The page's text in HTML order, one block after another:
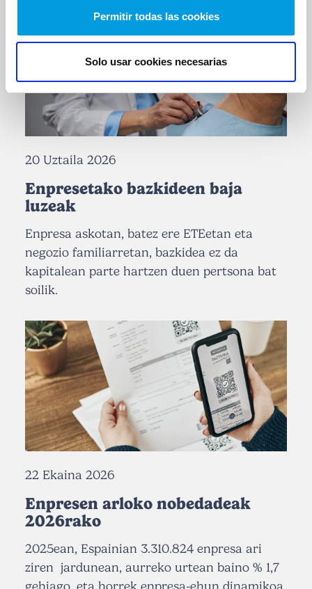
Permitir todas las cookies
Solo usar cookies necesarias
20 Uztaila 2026
Enpresetako bazkideen baja
luzeak
Enpresa askotan, batez ere ETEetan eta
negozio familiarretan, bazkidea ez da
kapitalean parte hartzen duen pertsona bat
soilik.
22 Ekaina 2026
Enpresen arloko nobedadeak
2026rako
2025ean, Espainian 3.310.824 enpresa ari
ziren jardunean, aurreko urtean baino % 1,7